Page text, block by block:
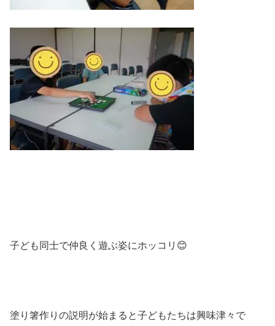
子ども同士で仲良く遊ぶ姿にホッコリ 😊
塗り箸作りの説明が始まると子どもたちは興味津々で